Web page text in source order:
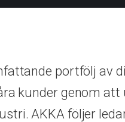
portfölj av
kunder genom
AKKA följer